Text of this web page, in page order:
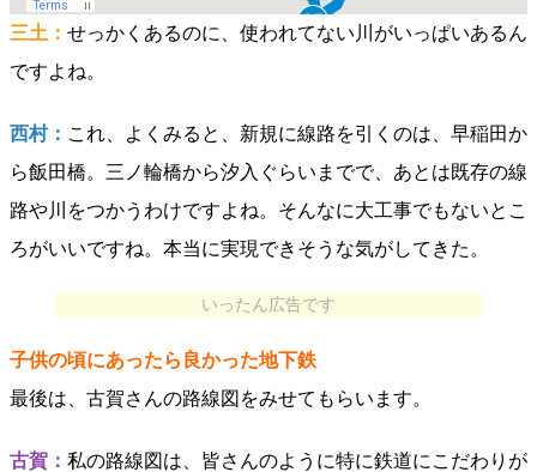
三土： せっかくあるのに、使われてない川がいっぱいあるん
ですよね。
西村： これ、よくみると、新規に線路を引くのは、早稲田か
ら飯田橋。三ノ輪橋から汐入ぐらいまでで、あとは既存の線
路や川をつかうわけですよね。そんなに大工事でもないとこ
ろがいいですね。本当に実現できそうな気がしてきた。
いったん広告です
子供の頃にあったら良かった地下鉄
最後は、古賀さんの路線図をみせてもらいます。
古賀： 私の路線図は、皆さんのように特に鉄道にこだわりが